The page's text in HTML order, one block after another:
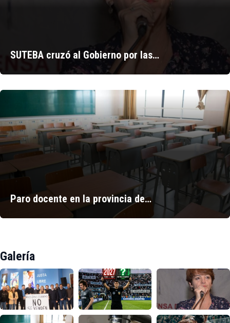
SUTEBA cruzó al Gobierno por las…
Paro docente en la provincia de…
Galería